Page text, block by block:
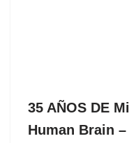
35 AÑOS DE
Human Brain